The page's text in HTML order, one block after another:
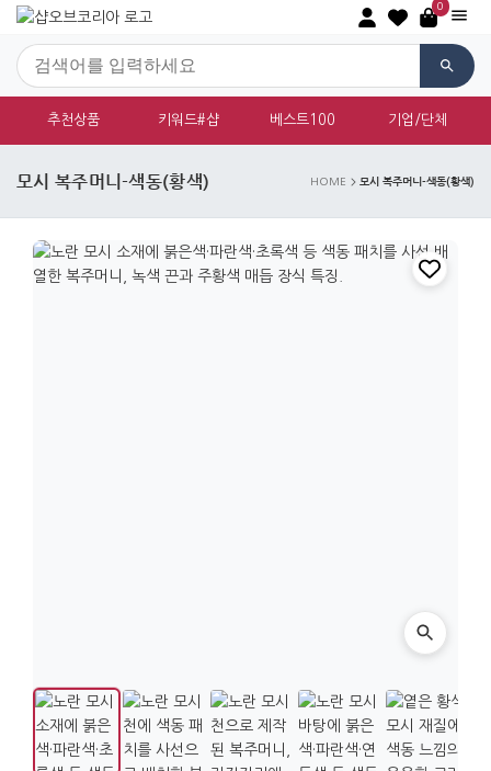
0
추천상품 키워드#샵 베스트100 기업/단체
모시 복주머니-색동(황색) HOME 모시 복주머니-색동(황색)